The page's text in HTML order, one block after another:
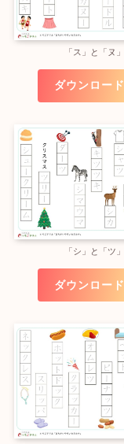
「ス」と「ヌ」
ダウンロード
「シ」と「ツ」
ダウンロード